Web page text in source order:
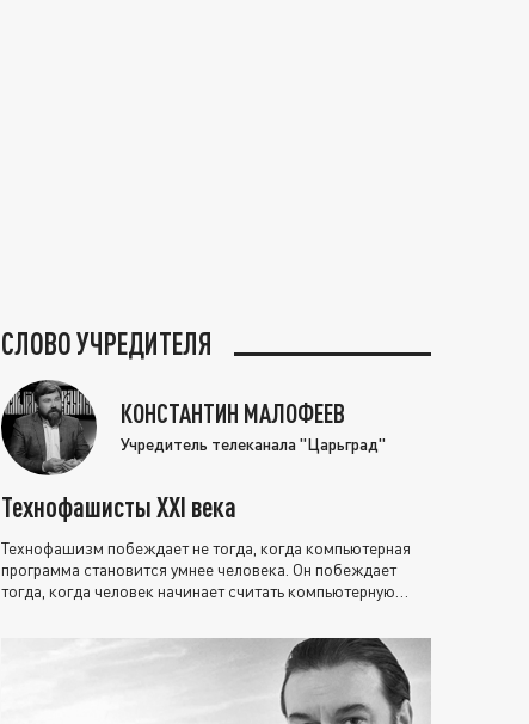
СЛОВО УЧРЕДИТЕЛЯ
КОНСТАНТИН МАЛОФЕЕВ
Учредитель телеканала "Царьград"
Технофашисты XXI века
Технофашизм побеждает не тогда, когда компьютерная
программа становится умнее человека. Он побеждает
тогда, когда человек начинает считать компьютерную